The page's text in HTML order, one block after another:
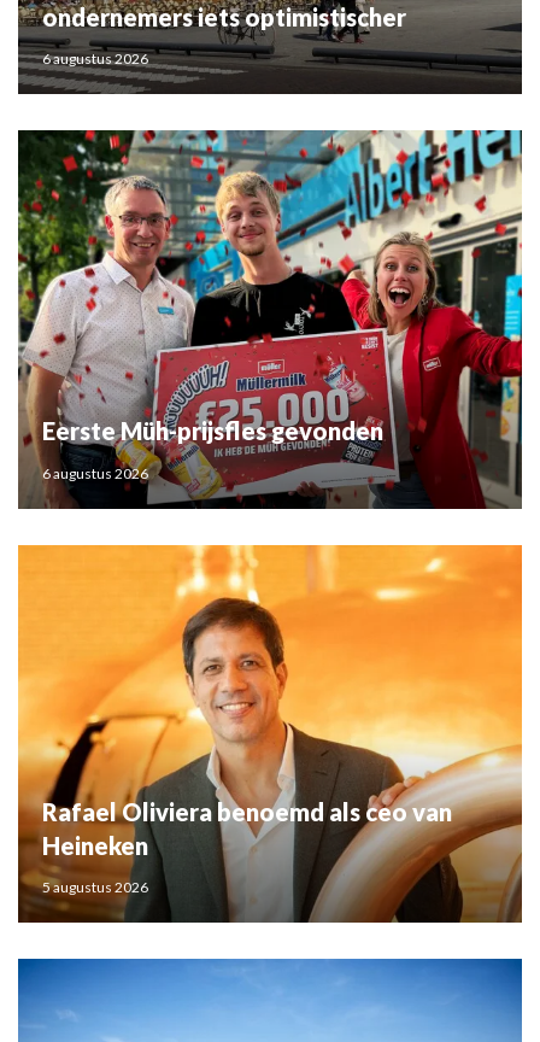
ondernemers iets optimistischer
6 augustus 2026
Eerste Müh-prijsfles gevonden
6 augustus 2026
Rafael Oliviera benoemd als ceo van
Heineken
5 augustus 2026